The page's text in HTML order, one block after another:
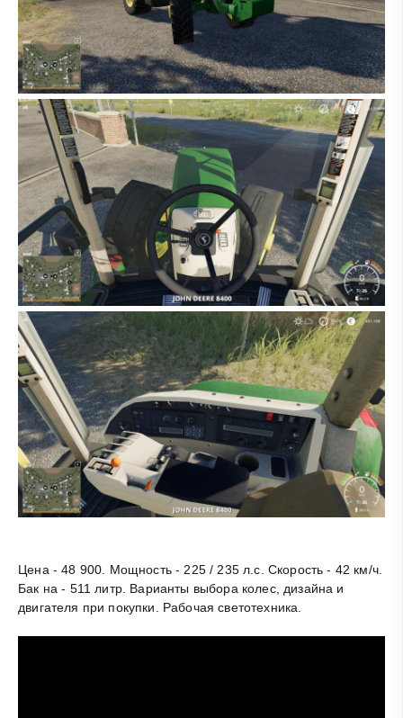
Цена - 48 900. Мощность - 225 / 235 л.с. Скорость - 42 км/ч.
Бак на - 511 литр. Варианты выбора колес, дизайна и
двигателя при покупки. Рабочая светотехника.